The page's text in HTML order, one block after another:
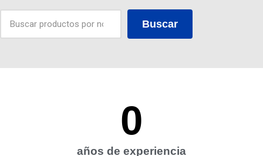
Buscar
años de experiencia
0